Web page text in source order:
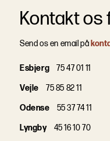
Kontakt os
Send os en email på
Esbjerg
75 47 01 11
Vejle
75 85 82 11
Odense
55 37 74 11
Lyngby
45 16 10 70